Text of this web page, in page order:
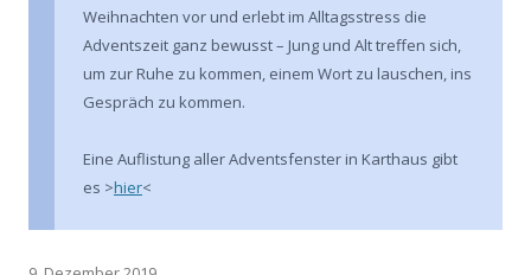
Weihnachten vor und erlebt im Alltagsstress die
Adventszeit ganz bewusst – Jung und Alt treffen sich,
um zur Ruhe zu kommen, einem Wort zu lauschen, ins
Gespräch zu kommen.
Eine Auflistung aller Adventsfenster in Karthaus gibt
es >hier<